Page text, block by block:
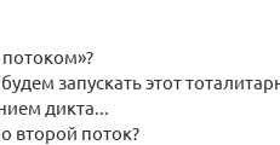
запускать этот
дикта...
второй поток?